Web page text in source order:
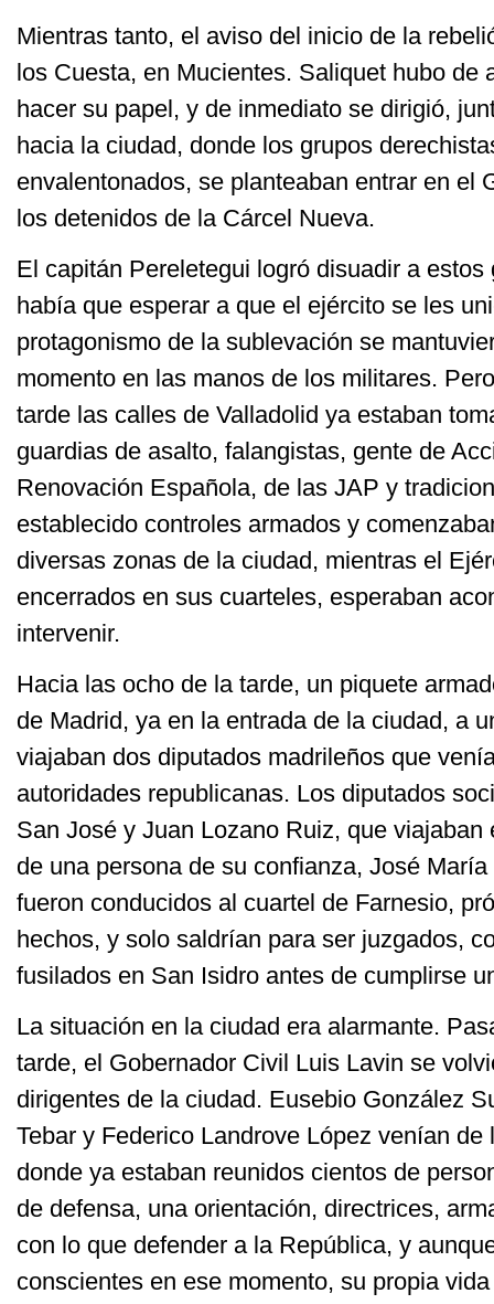
Mientras tanto, el aviso del inicio de la
los Cuesta, en Mucientes. Saliquet hubo de
hacer su papel, y de inmediato se dirigió,
hacia la ciudad, donde los grupos
envalentonados, se planteaban entrar en el
los detenidos de la Cárcel Nueva.
El capitán Pereletegui logró disuadir a
había que esperar a que el ejército se les
protagonismo de la sublevación se
momento en las manos de los militares.
tarde las calles de Valladolid ya estaban
guardias de asalto, falangistas, gente de
Renovación Española, de las JAP y
establecido controles armados y
diversas zonas de la ciudad, mientras el
encerrados en sus cuarteles, esperaban
intervenir.
Hacia las ocho de la tarde, un piquete
de Madrid, ya en la entrada de la ciudad, a
viajaban dos diputados madrileños que
autoridades republicanas. Los diputados
San José y Juan Lozano Ruiz, que viajaban
de una persona de su confianza, José
fueron conducidos al cuartel de Farnesio,
hechos, y solo saldrían para ser juzgados,
fusilados en San Isidro antes de cumplirse
La situación en la ciudad era alarmante.
tarde, el Gobernador Civil Luis Lavin se
dirigentes de la ciudad. Eusebio González
Tebar y Federico Landrove López venían
donde ya estaban reunidos cientos de
de defensa, una orientación, directrices,
con lo que defender a la República, y
conscientes en ese momento, su propia